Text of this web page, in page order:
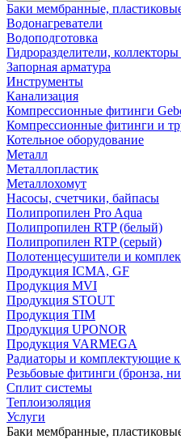
Баки мембранные,
Водонагреватели
Водоподготовка
Гидроразделители,
Запорная арматура
Инструменты
Канализация
Компрессионные фитинги
Компрессионные фитинги и
Котельное оборудование
Металл
Металлопластик
Металлохомут
Насосы, счетчики, байпасы
Полипропилен Pro Aqua
Полипропилен RTP (белый)
Полипропилен RTP (серый)
Полотенцесушители и
Продукция ICMA, GF
Продукция MVI
Продукция STOUT
Продукция TIM
Продукция UPONOR
Продукция VARMEGA
Радиаторы и комплектующие
Резьбовые фитинги (бронза,
Сплит системы
Теплоизоляция
Услуги
Баки мембранные,